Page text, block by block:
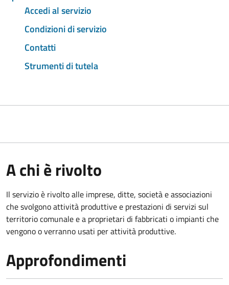
Accedi al servizio
Condizioni di servizio
Contatti
Strumenti di tutela
A chi è rivolto
Il servizio è rivolto alle imprese, ditte, società e associazioni
che svolgono attività produttive e prestazioni di servizi sul
territorio comunale e a proprietari di fabbricati o impianti che
vengono o verranno usati per attività produttive.
Approfondimenti